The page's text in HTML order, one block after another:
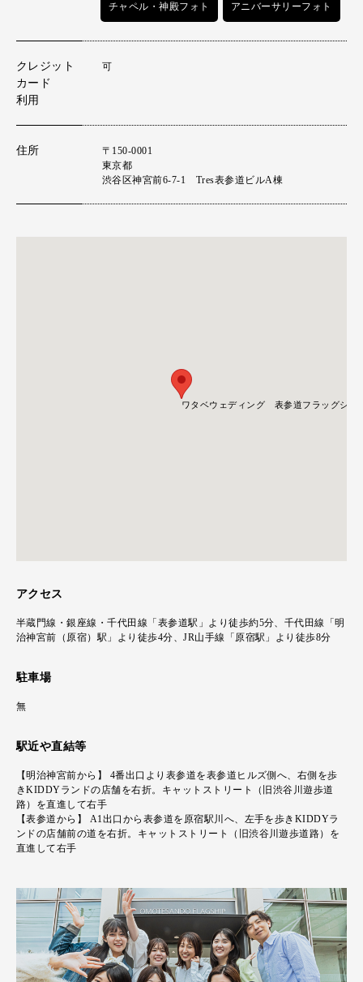
チャペル・神殿フォト アニバーサリーフォト
クレジット
カード
利用
可
住所
〒150-0001
東京都
渋谷区神宮前6-7-1 Tres表参道ビルA棟
ワタベウェディング 表参道フラッグシッ
ワタベウェディング 表参道フラッグシッ
アクセス
半蔵門線・銀座線・千代田線「表参道駅」より徒歩約5分、千代田線「明
治神宮前（原宿）駅」より徒歩4分、JR山手線「原宿駅」より徒歩8分
駐車場
無
駅近や直結等
【明治神宮前から】 4番出口より表参道を表参道ヒルズ側へ、右側を歩
きKIDDYランドの店舗を右折。キャットストリート（旧渋谷川遊歩道
路）を直進して右手
【表参道から】 A1出口から表参道を原宿駅川へ、左手を歩きKIDDYラ
ンドの店舗前の道を右折。キャットストリート（旧渋谷川遊歩道路）を
直進して右手